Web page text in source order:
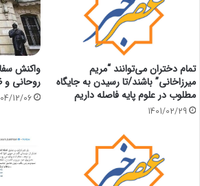
تمام دختران می‌توانند “مریم
میرزاخانی” باشند/تا رسیدن به جایگاه
مطلوب در علوم پایه فاصله داریم
1401/02/29
واکنش
روحانی
12/06